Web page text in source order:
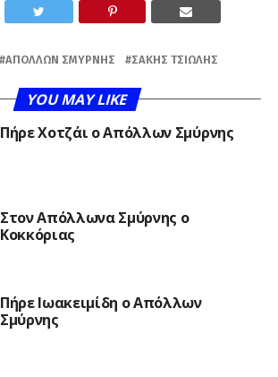
ΑΠΌΛΛΩΝ ΣΜΎΡΝΗΣ ΣΆΚΗΣ ΤΣΙΏΛΗΣ
YOU MAY LIKE
Πήρε Χοτζάι ο Απόλλων Σμύρνης
Στον Απόλλωνα Σμύρνης ο
Κοκκόριας
Πήρε Ιωακειμίδη ο Απόλλων
Σμύρνης